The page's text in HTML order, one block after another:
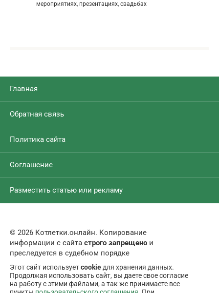
мероприятиях, презентациях, свадьбах
Главная
Обратная связь
Политика сайта
Соглашение
Разместить статью или рекламу
© 2026 Котлетки.онлайн. Копирование
информации с сайта строго запрещено и
преследуется в судебном порядке
Этот сайт используетcookie для хранения данных.
Продолжая использовать сайт, вы даете свое согласие
на работу с этими файлами, а так же принимаете все